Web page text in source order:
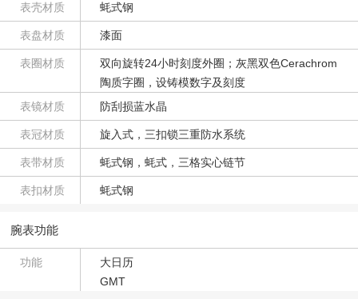
表壳材质 蚝式钢
表盘材质 漆面
表圈材质
双向旋转24小时刻度外圈；灰黑双色Cerachrom
陶质字圈，设铸模数字及刻度
表镜材质
防刮损蓝水晶
表冠材质 旋入式，三扣锁三重防水系统
表带材质 蚝式钢，蚝式，三格实心链节
表扣材质 蚝式钢
腕表功能
功能
大日历
GMT